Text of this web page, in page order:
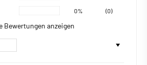
0% (0)
Bewertungen anzeigen